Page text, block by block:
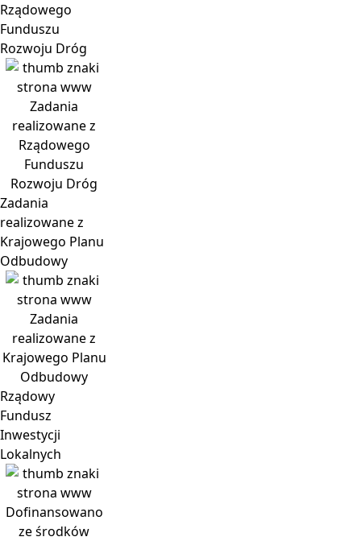
Rządowego
Funduszu
Rozwoju Dróg
Zadania
realizowane z
Rządowego
Funduszu
Rozwoju Dróg
Zadania
realizowane z
Krajowego Planu
Odbudowy
Zadania
realizowane z
Krajowego Planu
Odbudowy
Rządowy
Fundusz
Inwestycji
Lokalnych
Dofinansowano
ze środków